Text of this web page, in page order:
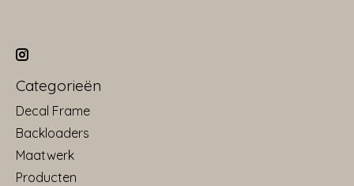
Categorieën
Decal Frame
Backloaders
Maatwerk
Producten